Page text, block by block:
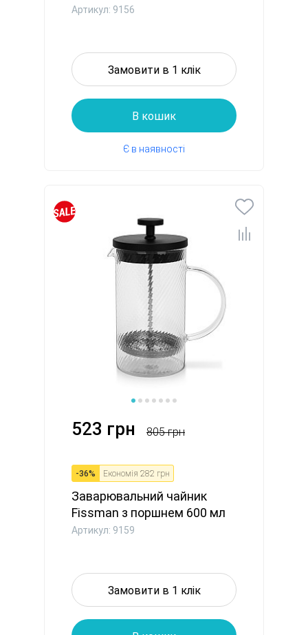
скля...
Артикул: 9156
Замовити в 1 клік
В кошик
Є в наявності
523 грн 805 грн
-36% Економія 282 грн
Заварювальний чайник
Fissman з поршнем 600 мл
скля...
Артикул: 9159
Замовити в 1 клік